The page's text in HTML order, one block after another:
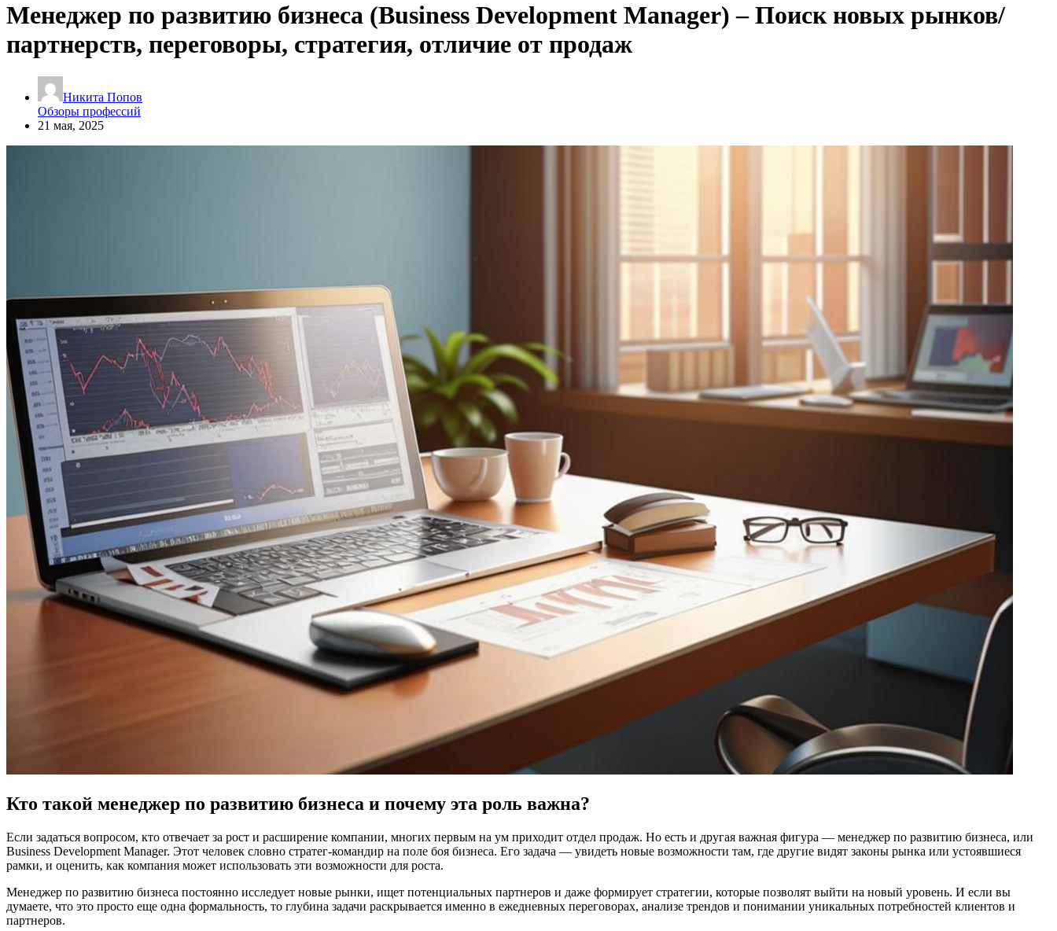
Менеджер по развитию бизнеса (Business Development Manager) – Поиск новых рынков/
партнерств, переговоры, стратегия, отличие от продаж
Никита Попов
Обзоры профессий
21 мая, 2025
Кто такой менеджер по развитию бизнеса и почему эта роль важна?
Если задаться вопросом, кто отвечает за рост и расширение компании, многих первым на ум приходит отдел продаж. Но есть и другая важная фигура — менеджер по развитию бизнеса, или
Business Development Manager. Этот человек словно стратег-командир на поле боя бизнеса. Его задача — увидеть новые возможности там, где другие видят законы рынка или устоявшиеся
рамки, и оценить, как компания может использовать эти возможности для роста.
Менеджер по развитию бизнеса постоянно исследует новые рынки, ищет потенциальных партнеров и даже формирует стратегии, которые позволят выйти на новый уровень. И если вы
думаете, что это просто еще одна формальность, то глубина задачи раскрывается именно в ежедневных переговорах, анализе трендов и понимании уникальных потребностей клиентов и
партнеров.